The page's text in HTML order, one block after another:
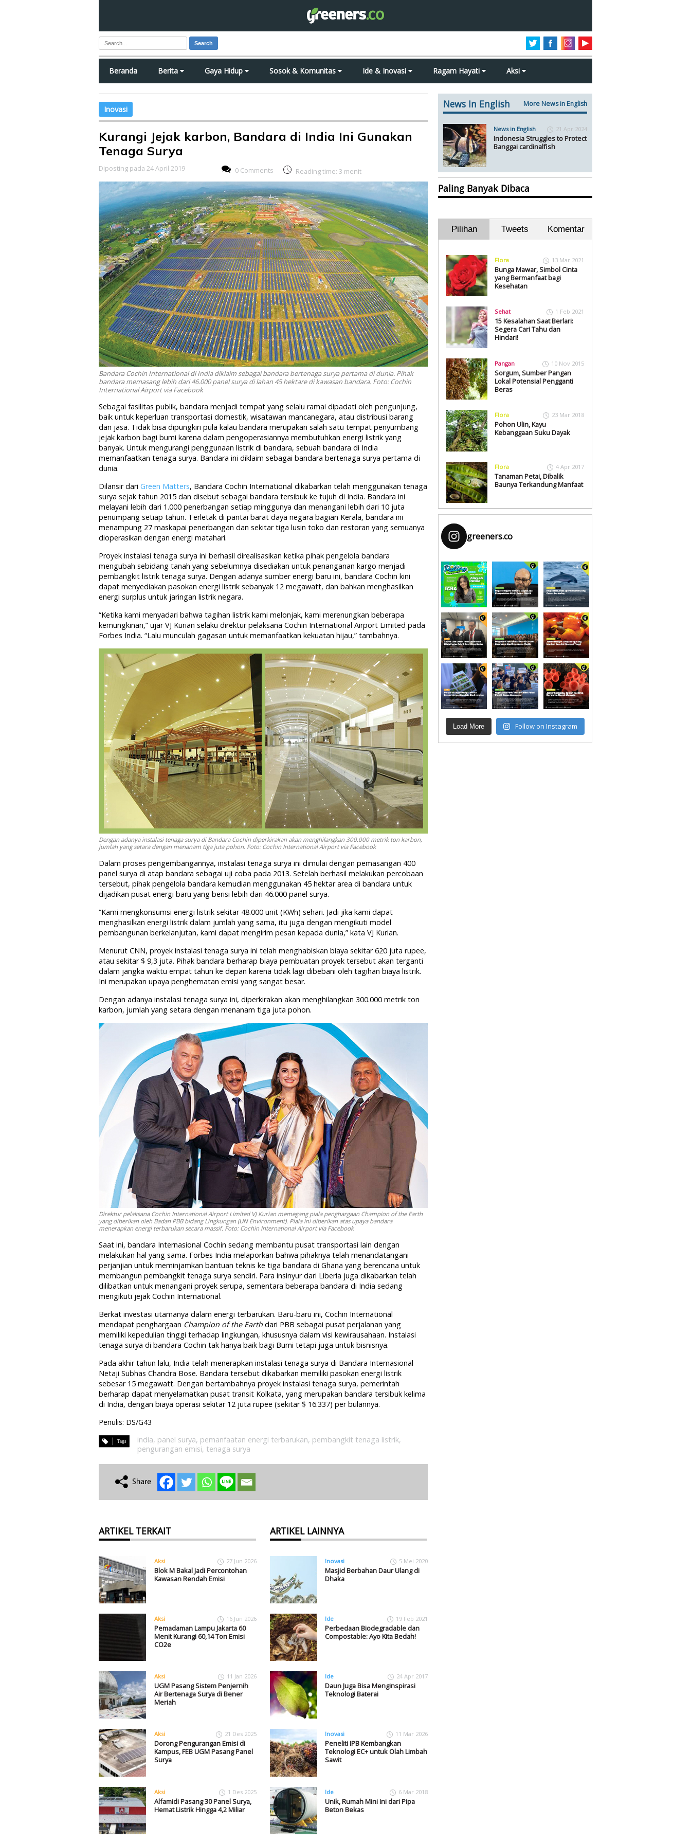
Search
Beranda Berita Gaya Hidup Sosok & Komunitas Ide & Inovasi Ragam Hayati Aksi
Inovasi
Kurangi Jejak karbon, Bandara di India Ini Gunakan
Tenaga Surya
Diposting pada 24 April 2019 0 Comments Reading time: 3 menit
Bandara Cochin International di India diklaim sebagai bandara bertenaga surya pertama di dunia. Pihak
bandara memasang lebih dari 46.000 panel surya di lahan 45 hektare di kawasan bandara. Foto: Cochin
International Airport via Facebook
Sebagai fasilitas publik, bandara menjadi tempat yang selalu ramai dipadati oleh pengunjung,
baik untuk keperluan transportasi domestik, wisatawan mancanegara, atau distribusi barang
dan jasa. Tidak bisa dipungkiri pula kalau bandara merupakan salah satu tempat penyumbang
jejak karbon bagi bumi karena dalam pengoperasiannya membutuhkan energi listrik yang
banyak. Untuk mengurangi penggunaan listrik di bandara, sebuah bandara di India
memanfaatkan tenaga surya. Bandara ini diklaim sebagai bandara bertenaga surya pertama di
dunia.
Dilansir dari Green Matters, Bandara Cochin International dikabarkan telah menggunakan tenaga
surya sejak tahun 2015 dan disebut sebagai bandara tersibuk ke tujuh di India. Bandara ini
melayani lebih dari 1.000 penerbangan setiap minggunya dan menangani lebih dari 10 juta
penumpang setiap tahun. Terletak di pantai barat daya negara bagian Kerala, bandara ini
menampung 27 maskapai penerbangan dan sekitar tiga lusin toko dan restoran yang semuanya
dioperasikan dengan energi matahari.
Proyek instalasi tenaga surya ini berhasil direalisasikan ketika pihak pengelola bandara
mengubah sebidang tanah yang sebelumnya disediakan untuk penanganan kargo menjadi
pembangkit listrik tenaga surya. Dengan adanya sumber energi baru ini, bandara Cochin kini
dapat menyediakan pasokan energi listrik sebanyak 12 megawatt, dan bahkan menghasilkan
energi surplus untuk jaringan listrik negara.
“Ketika kami menyadari bahwa tagihan listrik kami melonjak, kami merenungkan beberapa
kemungkinan,” ujar VJ Kurian selaku direktur pelaksana Cochin International Airport Limited pada
Forbes India. “Lalu munculah gagasan untuk memanfaatkan kekuatan hijau,” tambahnya.
Dengan adanya instalasi tenaga surya di Bandara Cochin diperkirakan akan menghilangkan 300.000 metrik ton karbon,
jumlah yang setara dengan menanam tiga juta pohon. Foto: Cochin International Airport via Facebook
Dalam proses pengembangannya, instalasi tenaga surya ini dimulai dengan pemasangan 400
panel surya di atap bandara sebagai uji coba pada 2013. Setelah berhasil melakukan percobaan
tersebut, pihak pengelola bandara kemudian menggunakan 45 hektar area di bandara untuk
dijadikan pusat energi baru yang berisi lebih dari 46.000 panel surya.
“Kami mengkonsumsi energi listrik sekitar 48.000 unit (KWh) sehari. Jadi jika kami dapat
menghasilkan energi listrik dalam jumlah yang sama, itu juga dengan mengikuti model
pembangunan berkelanjutan, kami dapat mengirim pesan kepada dunia,” kata VJ Kurian.
Menurut CNN, proyek instalasi tenaga surya ini telah menghabiskan biaya sekitar 620 juta rupee,
atau sekitar $ 9,3 juta. Pihak bandara berharap biaya pembuatan proyek tersebut akan terganti
dalam jangka waktu empat tahun ke depan karena tidak lagi dibebani oleh tagihan biaya listrik.
Ini merupakan upaya penghematan emisi yang sangat besar.
Dengan adanya instalasi tenaga surya ini, diperkirakan akan menghilangkan 300.000 metrik ton
karbon, jumlah yang setara dengan menanam tiga juta pohon.
Direktur pelaksana Cochin International Airport Limited VJ Kurian memegang piala penghargaan Champion of the Earth
yang diberikan oleh Badan PBB bidang Lingkungan (UN Environment). Piala ini diberikan atas upaya bandara
menerapkan energi terbarukan secara massif. Foto: Cochin International Airport via Facebook
Saat ini, bandara Internasional Cochin sedang membantu pusat transportasi lain dengan
melakukan hal yang sama. Forbes India melaporkan bahwa pihaknya telah menandatangani
perjanjian untuk meminjamkan bantuan teknis ke tiga bandara di Ghana yang berencana untuk
membangun pembangkit tenaga surya sendiri. Para insinyur dari Liberia juga dikabarkan telah
dilibatkan untuk menangani proyek serupa, sementara beberapa bandara di India sedang
mengikuti jejak Cochin International.
Berkat investasi utamanya dalam energi terbarukan. Baru-baru ini, Cochin International
mendapat penghargaan Champion of the Earth dari PBB sebagai pusat perjalanan yang
memiliki kepedulian tinggi terhadap lingkungan, khususnya dalam visi kewirausahaan. Instalasi
tenaga surya di bandara Cochin tak hanya baik bagi Bumi tetapi juga untuk bisnisnya.
Pada akhir tahun lalu, India telah menerapkan instalasi tenaga surya di Bandara Internasional
Netaji Subhas Chandra Bose. Bandara tersebut dikabarkan memiliki pasokan energi listrik
sebesar 15 megawatt. Dengan bertambahnya proyek instalasi tenaga surya, pemerintah
berharap dapat menyelamatkan pusat transit Kolkata, yang merupakan bandara tersibuk kelima
di India, dengan biaya operasi sekitar 12 juta rupee (sekitar $ 16.337) per bulannya.
Penulis: DS/G43
india, panel surya, pemanfaatan energi terbarukan, pembangkit tenaga listrik,
pengurangan emisi, tenaga surya
ARTIKEL TERKAIT
Aksi 27 Jun 2026
Blok M Bakal Jadi Percontohan
Kawasan Rendah Emisi
Aksi 16 Jun 2026
Pemadaman Lampu Jakarta 60
Menit Kurangi 60,14 Ton Emisi
CO2e
Aksi 11 Jan 2026
UGM Pasang Sistem Penjernih
Air Bertenaga Surya di Bener
Meriah
Aksi 21 Des 2025
Dorong Pengurangan Emisi di
Kampus, FEB UGM Pasang Panel
Surya
Aksi 1 Des 2025
Alfamidi Pasang 30 Panel Surya,
Hemat Listrik Hingga 4,2 Miliar
ARTIKEL LAINNYA
Inovasi 5 Mei 2020
Masjid Berbahan Daur Ulang di
Dhaka
Ide 19 Feb 2021
Perbedaan Biodegradable dan
Compostable: Ayo Kita Bedah!
Ide 24 Apr 2017
Daun Juga Bisa Menginspirasi
Teknologi Baterai
Inovasi 11 Mar 2026
Peneliti IPB Kembangkan
Teknologi EC+ untuk Olah Limbah
Sawit
Ide 6 Mar 2018
Unik, Rumah Mini Ini dari Pipa
Beton Bekas
News In English More News in English
News in English 21 Apr 2024
Indonesia Struggles to Protect
Banggai cardinalfish
Paling Banyak Dibaca
Pilihan Tweets Komentar
Flora 13 Mar 2021
Bunga Mawar, Simbol Cinta
yang Bermanfaat bagi
Kesehatan
Sehat 1 Feb 2021
15 Kesalahan Saat Berlari:
Segera Cari Tahu dan
Hindari!
Pangan 10 Nov 2015
Sorgum, Sumber Pangan
Lokal Potensial Pengganti
Beras
Flora 23 Mar 2018
Pohon Ulin, Kayu
Kebanggaan Suku Dayak
Flora 4 Apr 2017
Tanaman Petai, Dibalik
Baunya Terkandung Manfaat
greeners.co
Load More Follow on Instagram